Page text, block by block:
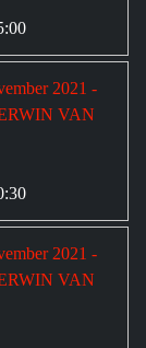
2021 -
VAN
2021 -
VAN